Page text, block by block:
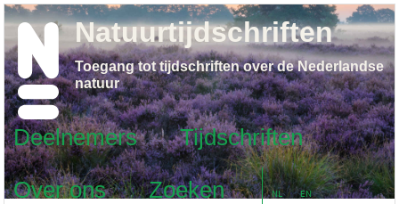
Deelnemers
Tijdschriften
Over ons
Zoeken NL EN
Natuurtijdschriften
Toegang tot tijdschriften over de Nederlandse
natuur